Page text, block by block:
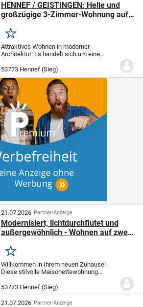
HENNEF / GEISTINGEN: Helle und
großzügige 3-Zimmer-Wohnung auf
Merken
Attraktives Wohnen in moderner
Architektur: Es handelt sich um eine
3- Zimmer-Atelierwohnung im 1.
Obergeschoss innerhalb einer attraktiven
Wohnanlage auf...
53773 Hennef (Sieg)
21.07.2026 Partner-Anzeige
Modernisiert, lichtdurchflutet und
außergewöhnlich - Wohnen auf zwei
Merken
Willkommen in Ihrem neuen Zuhause!
Diese stilvolle Maisonettewohnung
Mehrfamilienhaus aus dem Jahr 1993,
das mit seiner zeitlosen Klinkerarchitektur
einen besonders...
53773 Hennef (Sieg)
21.07.2026 Partner-Anzeige